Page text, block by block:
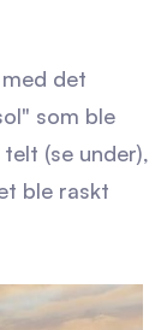
det
som ble
(se under),
ble raskt